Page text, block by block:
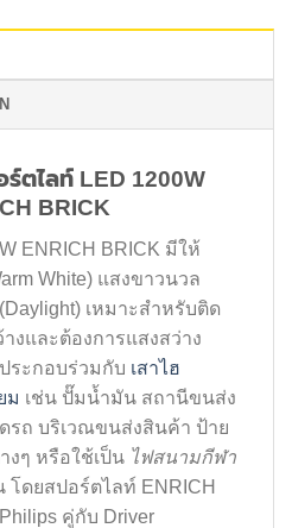
ร์ตไลท์ LED 1200W
BRICK
ENRICH BRICK มีให้
White) แสงขาวนวล
เหมาะสำหรับติด
งและต้องการแสงสว่าง
ระกอบร่วมกับ เสาไฮ
ม เช่น ปั๊มน้ำมัน สถานีขนส่ง
รถ บริเวณขนส่งสินค้า ป้าย
ๆ หรือใช้เป็น ไฟสนามกีฬา
โดยสปอร์ตไลท์ ENRICH
คู่กับ Driver